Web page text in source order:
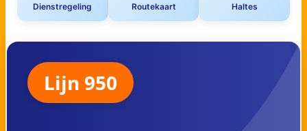
Dienstregeling Routekaart Haltes
Lijn 950